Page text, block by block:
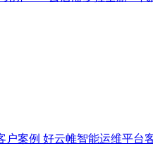
好云帷智能运维平台